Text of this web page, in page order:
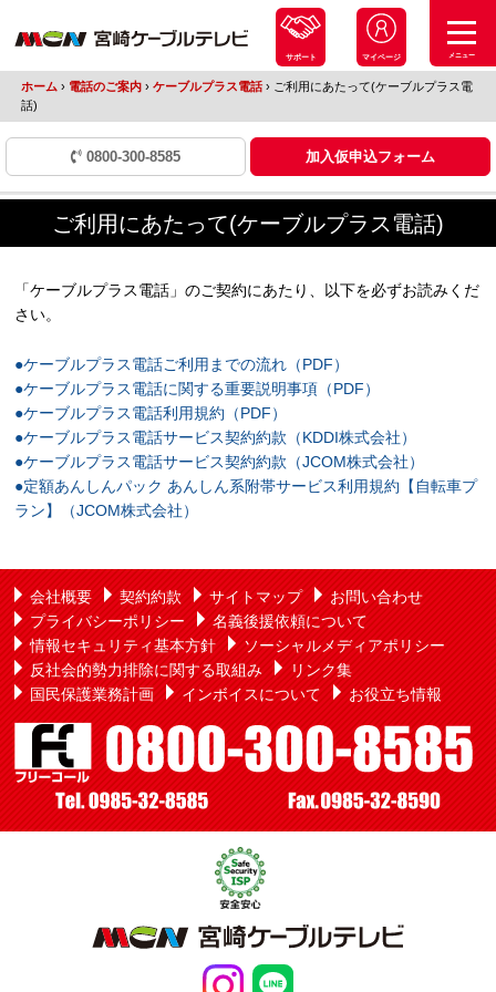
サポート マイページ メニュー
ホーム › 電話のご案内 › ケーブルプラス電話 ›ご利用にあたって(ケーブルプラス電
話)
0800-300-8585 加入仮申込フォーム
ご利用にあたって(ケーブルプラス電話)
「ケーブルプラス電話」のご契約にあたり、以下を必ずお読みくだ
さい。
●ケーブルプラス電話ご利用までの流れ（PDF）
●ケーブルプラス電話に関する重要説明事項（PDF）
●ケーブルプラス電話利用規約（PDF）
●ケーブルプラス電話サービス契約約款（KDDI株式会社）
●ケーブルプラス電話サービス契約約款（JCOM株式会社）
●定額あんしんパック あんしん系附帯サービス利用規約【自転車プ
ラン】（JCOM株式会社）
会社概要 契約約款 サイトマップ
お問い合わせ
プライバシーポリシー
名義後援依頼について
情報セキュリティ基本方針
ソーシャルメディアポリシー
反社会的勢力排除に関する取組み
リンク集
国民保護業務計画
インボイスについて お役立ち情報